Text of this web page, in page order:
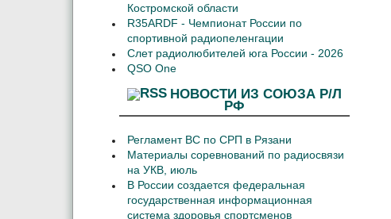
Костромской области
R35ARDF - Чемпионат России по
спортивной радиопеленгации
Слет радиолюбителей юга России - 2026
QSO One
НОВОСТИ ИЗ СОЮЗА Р/Л
РФ
Регламент ВС по СРП в Рязани
Материалы соревнований по радиосвязи
на УКВ, июль
В России создается федеральная
государственная информационная
система здоровья спортсменов